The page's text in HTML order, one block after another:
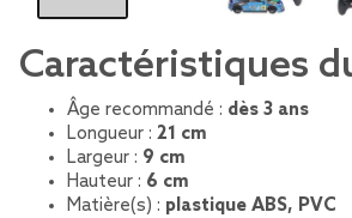
Caractéristiques
Âge recommandé : dès 3 ans
Longueur : 21 cm
Largeur : 9 cm
Hauteur : 6 cm
Matière(s) : plastique ABS, PVC